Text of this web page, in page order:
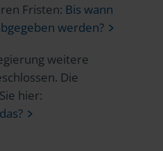
Fristen: Bis wann
werden?
weitere
Die
hier: